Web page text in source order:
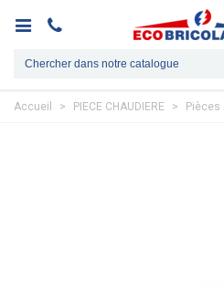
Accueil > PIECE CHAUDIERE > Pièces